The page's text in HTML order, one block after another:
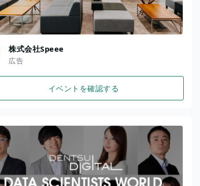
株式会社Speee
広告
イベントを確認する